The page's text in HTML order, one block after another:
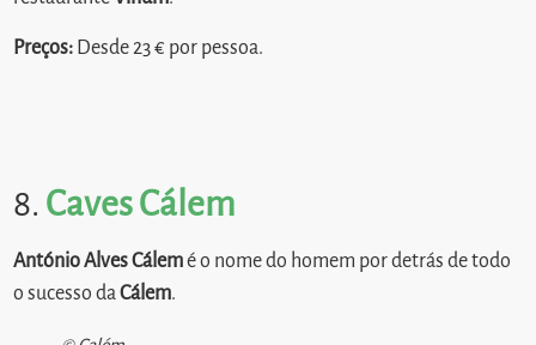
Preços: Desde 23 € por pessoa.
8. Caves Cálem
António Alves Cálemé o nome do homem por detrás de todo
o sucesso daCálem.